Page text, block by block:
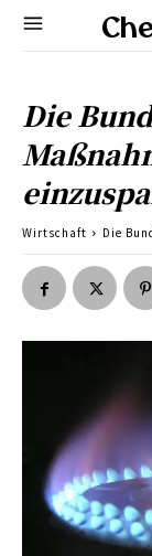
Die
Wirtschaft Die